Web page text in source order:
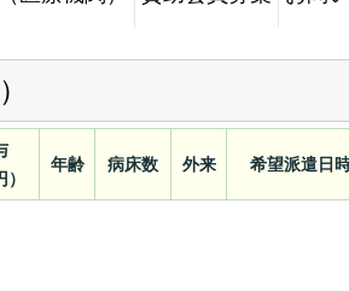
）
年齢 病床数 外来 希望派遣日